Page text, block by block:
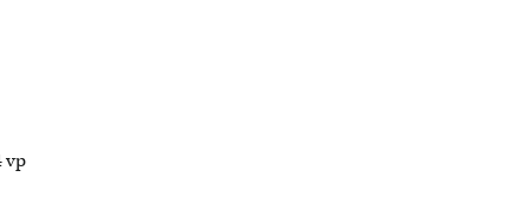
vp